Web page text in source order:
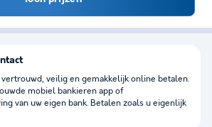
vertrouwd, veilig en gemakkelijk online betalen.
mobiel bankieren app of
van uw eigen bank. Betalen zoals u eigenlijk